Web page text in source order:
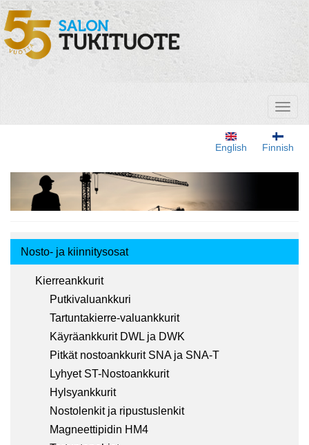
Hyppää
pääsisältöön
Finnish
English
Tuotemenu
Nosto- ja kiinnitysosat
Kierreankkurit
Putkivaluankkuri
Tartuntakierre-valuankkurit
Käyräankkurit DWL ja DWK
Pitkät nostoankkurit SNA ja SNA-T
Lyhyet ST-Nostoankkurit
Hylsyankkurit
Nostolenkit ja ripustuslenkit
Magneettipidin HM4